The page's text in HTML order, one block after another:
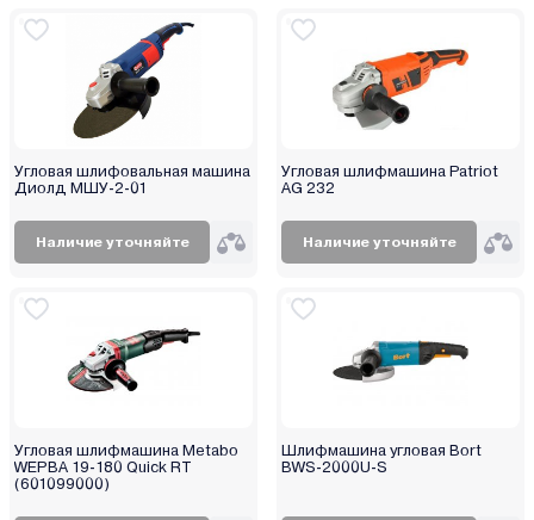
Угловая шлифовальная машина
Диолд МШУ-2-01
Наличие уточняйте
Угловая шлифмашина Patriot
AG 232
Наличие уточняйте
Угловая шлифмашина Metabo
WEPBA 19-180 Quick RT
(601099000)
Шлифмашина угловая Bort
BWS-2000U-S